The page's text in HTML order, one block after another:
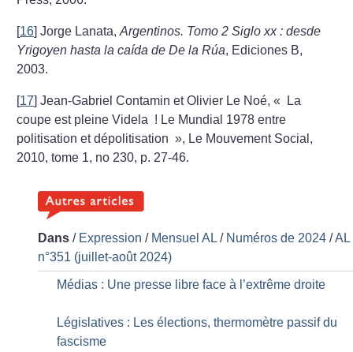
[16]Jorge Lanata,Argentinos. Tomo 2 Siglo xx : desde
Yrigoyen hasta la caída de De la Rúa, Ediciones B,
2003.
[17]Jean-Gabriel Contamin et Olivier Le Noé, «
La
coupe est pleine Videla ! Le Mundial 1978 entre
politisation et dépolitisation », Le Mouvement Social,
2010, tome 1, no 230, p. 27-46.
Dans / Expression / Mensuel AL / Numéros de 2024 /AL
n°351 (juillet-août 2024)
Médias : Une presse libre face à l’extrême droite
Législatives : Les élections, thermomètre passif du
fascisme